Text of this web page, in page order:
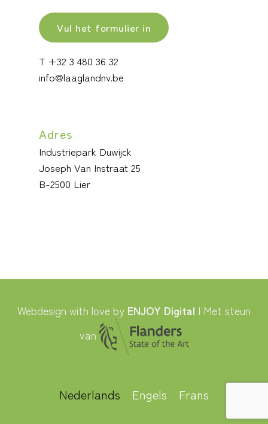
Vul het formulier in
T +32 3 480 36 32
info@laaglandnv.be
Adres
Industriepark Duwijck
Joseph Van Instraat 25
B-2500 Lier
Webdesign with love by ENJOY Digital | Met steun
van
Nederlands Engels Frans